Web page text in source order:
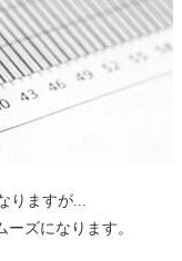
りますが...
ズになります。